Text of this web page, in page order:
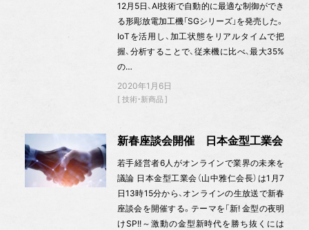
12月5日、AI技術で自動的に最適な制御ができ
る形彫放電加工機「SGシリーズ」を発売した。
IoTを活用し、加工状態をリアルタイムで把
握、分析することで、従来機に比べ、最大35%
の…
2020年1月6日
技術・新商品
新春座談会開催 日本金型工業会
若手経営者6人がオンラインで業界の未来を
議論 日本金型工業会（山中雅仁会長）は1月7
日13時15分から、オンラインの生放送で新春
座談会を開催する。テーマを「新! 金型の夜明
けSP!!～激動の金型新時代を勝ち抜くには